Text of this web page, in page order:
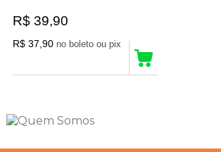
R$ 39,90
R$ 37,90 no boleto ou pix